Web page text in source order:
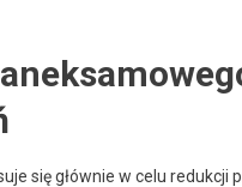
się głównie w celu